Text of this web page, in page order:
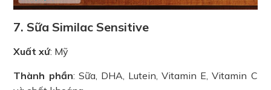
7. Sữa Similac Sensitive
Xuất xứ: Mỹ
Thành phần: Sữa, DHA, Lutein, Vitamin E, Vitamin C